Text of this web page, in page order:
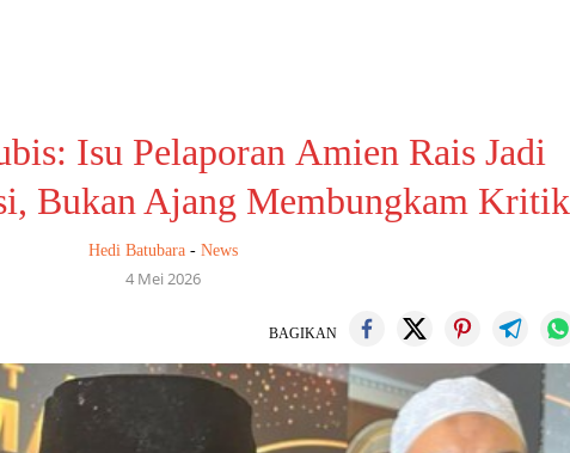
Isu Pelaporan Amien Rais Jadi
Bukan Ajang Membungkam Kritik
Hedi Batubara- News
4 Mei 2026
BAGIKAN